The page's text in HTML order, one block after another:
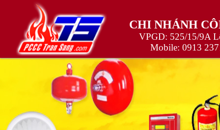
CHI NHÁNH
VPGD: 525/15/9A
Mobile: 0913